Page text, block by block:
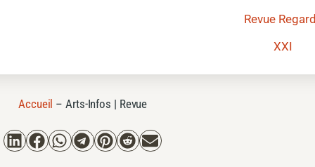
Revue
XXI
Accueil –Arts-Infos | Revue